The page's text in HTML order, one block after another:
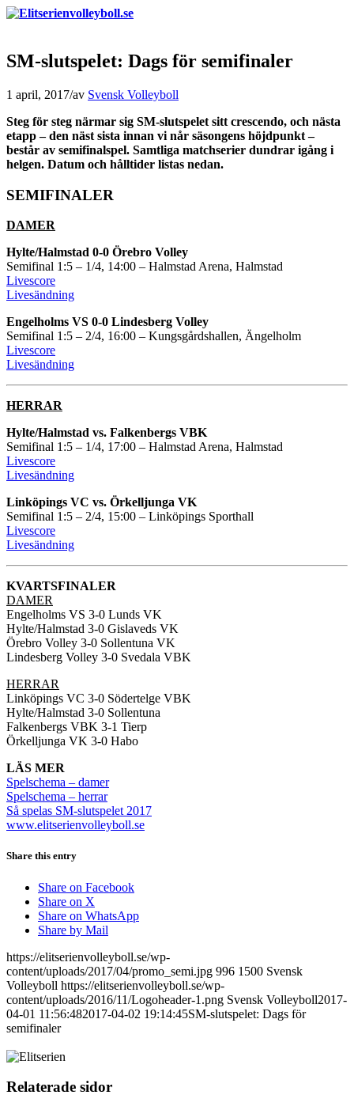
SM-slutspelet: Dags för semifinaler
1 april, 2017/av Svensk Volleyboll
Steg för steg närmar sig SM-slutspelet sitt crescendo, och nästa
etapp – den näst sista innan vi når säsongens höjdpunkt –
består av semifinalspel. Samtliga matchserier dundrar igång i
helgen. Datum och hålltider listas nedan.
SEMIFINALER
DAMER
Hylte/Halmstad 0-0 Örebro Volley
Semifinal 1:5 – 1/4, 14:00 – Halmstad Arena, Halmstad
Livescore
Livesändning
Engelholms VS 0-0 Lindesberg Volley
Semifinal 1:5 – 2/4, 16:00 – Kungsgårdshallen, Ängelholm
Livescore
Livesändning
HERRAR
Hylte/Halmstad vs. Falkenbergs VBK
Semifinal 1:5 – 1/4, 17:00 – Halmstad Arena, Halmstad
Livescore
Livesändning
Linköpings VC vs. Örkelljunga VK
Semifinal 1:5 – 2/4, 15:00 – Linköpings Sporthall
Livescore
Livesändning
KVARTSFINALER
DAMER
Engelholms VS 3-0 Lunds VK
Hylte/Halmstad 3-0 Gislaveds VK
Örebro Volley 3-0 Sollentuna VK
Lindesberg Volley 3-0 Svedala VBK
HERRAR
Linköpings VC 3-0 Södertelge VBK
Hylte/Halmstad 3-0 Sollentuna
Falkenbergs VBK 3-1 Tierp
Örkelljunga VK 3-0 Habo
LÄS MER
Spelschema – damer
Spelschema – herrar
Så spelas SM-slutspelet 2017
www.elitserienvolleyboll.se
Share this entry
Share on Facebook
Share on X
Share on WhatsApp
Share by Mail
https://elitserienvolleyboll.se/wp-
content/uploads/2017/04/promo_semi.jpg 996 1500 Svensk
Volleyboll https://elitserienvolleyboll.se/wp-
content/uploads/2016/11/Logoheader-1.png Svensk Volleyboll2017-
04-01 11:56:482017-04-02 19:14:45SM-slutspelet: Dags för
semifinaler
Relaterade sidor